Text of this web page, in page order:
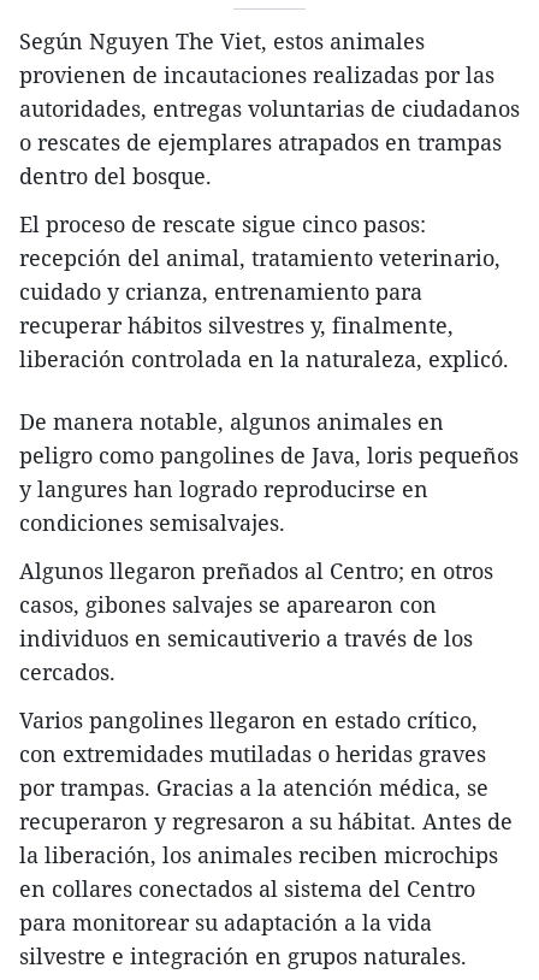
Según Nguyen The Viet, estos animales
provienen de incautaciones realizadas por las
autoridades, entregas voluntarias de ciudadanos
o rescates de ejemplares atrapados en trampas
dentro del bosque.
El proceso de rescate sigue cinco pasos:
recepción del animal, tratamiento veterinario,
cuidado y crianza, entrenamiento para
recuperar hábitos silvestres y, finalmente,
liberación controlada en la naturaleza, explicó.
De manera notable, algunos animales en
peligro como pangolines de Java, loris pequeños
y langures han logrado reproducirse en
condiciones semisalvajes.
Algunos llegaron preñados al Centro; en otros
casos, gibones salvajes se aparearon con
individuos en semicautiverio a través de los
cercados.
Varios pangolines llegaron en estado crítico,
con extremidades mutiladas o heridas graves
por trampas. Gracias a la atención médica, se
recuperaron y regresaron a su hábitat. Antes de
la liberación, los animales reciben microchips
en collares conectados al sistema del Centro
para monitorear su adaptación a la vida
silvestre e integración en grupos naturales.